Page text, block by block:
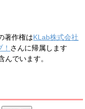
著作権はKLab株式会社
さんに帰属します
んでいます。